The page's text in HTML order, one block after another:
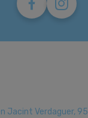
Jacint Verdaguer, 95